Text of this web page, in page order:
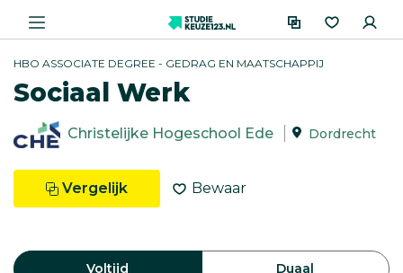
HBO ASSOCIATE DEGREE - GEDRAG EN MAATSCHAPPIJ
Sociaal Werk
Christelijke Hogeschool Ede Dordrecht
Vergelijk Bewaar
Voltijd Duaal